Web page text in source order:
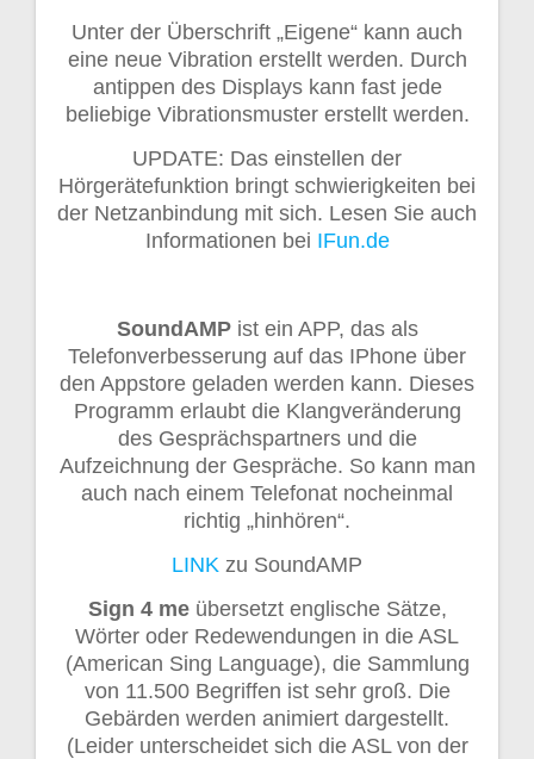
Unter der Überschrift „Eigene“ kann auch
eine neue Vibration erstellt werden. Durch
antippen des Displays kann fast jede
beliebige Vibrationsmuster erstellt werden.
UPDATE: Das einstellen der
Hörgerätefunktion bringt schwierigkeiten bei
der Netzanbindung mit sich. Lesen Sie auch
Informationen bei IFun.de
SoundAMPist ein APP, das als
Telefonverbesserung auf das IPhone über
den Appstore geladen werden kann. Dieses
Programm erlaubt die Klangveränderung
des Gesprächspartners und die
Aufzeichnung der Gespräche. So kann man
auch nach einem Telefonat nocheinmal
richtig „hinhören“.
LINK zu SoundAMP
Sign 4 meübersetzt englische Sätze,
Wörter oder Redewendungen in die ASL
(American Sing Language), die Sammlung
von 11.500 Begriffen ist sehr groß. Die
Gebärden werden animiert dargestellt.
(Leider unterscheidet sich die ASL von der